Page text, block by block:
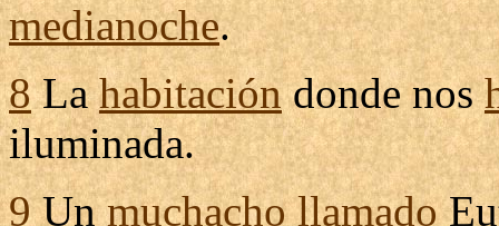
medianoche.
8Lahabitacióndonde nos
iluminada.
9Unmuchacho llamado